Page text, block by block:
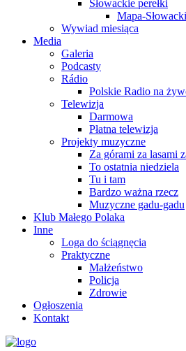
Słowackie perełki
Mapa-
Wywiad miesiąca
Media
Galeria
Podcasty
Rádio
Polskie Radio na
Telewizja
Darmowa
Płatna telewizja
Projekty muzyczne
Za górami za lasami
To ostatnia niedziela
Tu i tam
Bardzo ważna rzecz
Muzyczne gadu-gadu
Klub Małego Polaka
Inne
Loga do ściągnęcia
Praktyczne
Małżeństwo
Policja
Zdrowie
Ogłoszenia
Kontakt